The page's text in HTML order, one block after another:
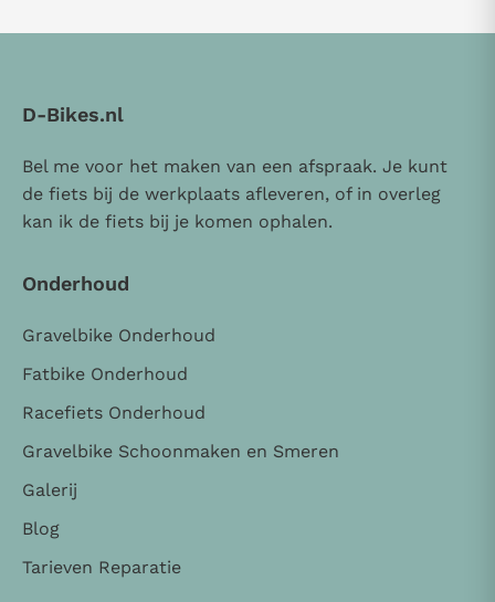
D-Bikes.nl
Bel me voor het maken van een afspraak. Je kunt
de fiets bij de werkplaats afleveren, of in overleg
kan ik de fiets bij je komen ophalen.
Onderhoud
Gravelbike Onderhoud
Fatbike Onderhoud
Racefiets Onderhoud
Gravelbike Schoonmaken en Smeren
Galerij
Blog
Tarieven Reparatie